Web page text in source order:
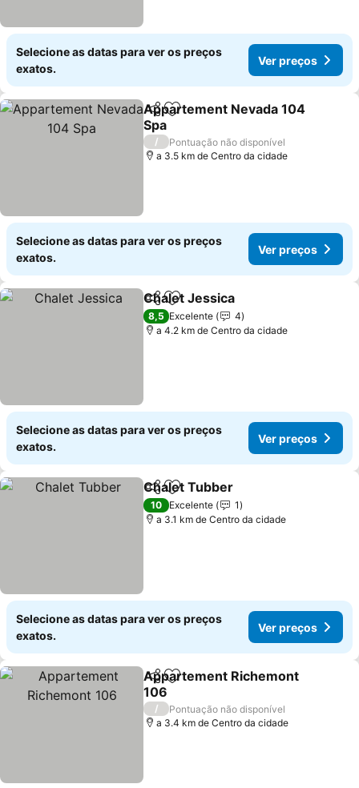
Selecione as datas para ver os preços
exatos.
Ver preços
PartilharAdicionar aos favoritos
Appartement Nevada 104
Spa
/
Pontuação não disponível
a 3.5 km de Centro da cidade
Selecione as datas para ver os preços
exatos.
Ver preços
PartilharAdicionar aos favoritos
Chalet Jessica
8,5 Excelente
4
a 4.2 km de Centro da cidade
Selecione as datas para ver os preços
exatos.
Ver preços
PartilharAdicionar aos favoritos
Chalet Tubber
10 Excelente
1
a 3.1 km de Centro da cidade
Selecione as datas para ver os preços
exatos.
Ver preços
PartilharAdicionar aos favoritos
Appartement Richemont
106
/
Pontuação não disponível
a 3.4 km de Centro da cidade